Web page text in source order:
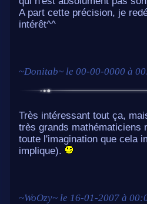
A part cette précision, je
intérêt^^
~Donitab~ le 00-00-0000 à
Très intéressant tout ça,
très grands mathématiciens
toute l'imagination que cela
implique).
~WoOzy~ le 16-01-2007 à